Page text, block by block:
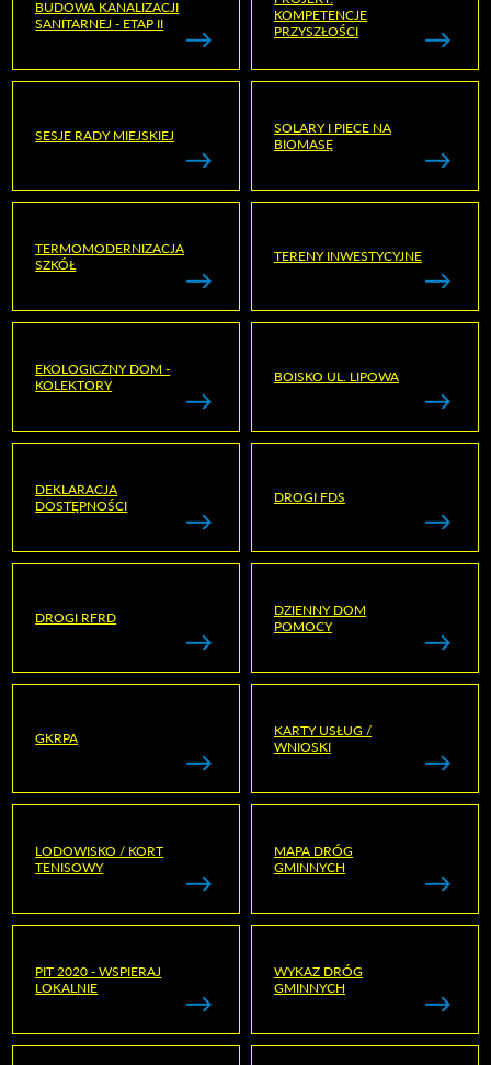
BUDOWA KANALIZACJI
SANITARNEJ - ETAP II
KOMPETENCJE
PRZYSZŁOŚCI
SESJE RADY MIEJSKIEJ
SOLARY I PIECE NA
BIOMASĘ
TERMOMODERNIZACJA
SZKÓŁ
TERENY INWESTYCYJNE
EKOLOGICZNY DOM -
KOLEKTORY
BOISKO UL. LIPOWA
DEKLARACJA
DOSTĘPNOŚCI
DROGI FDS
DROGI RFRD
DZIENNY DOM
POMOCY
GKRPA
KARTY USŁUG /
WNIOSKI
LODOWISKO / KORT
TENISOWY
MAPA DRÓG
GMINNYCH
PIT 2020 - WSPIERAJ
LOKALNIE
WYKAZ DRÓG
GMINNYCH